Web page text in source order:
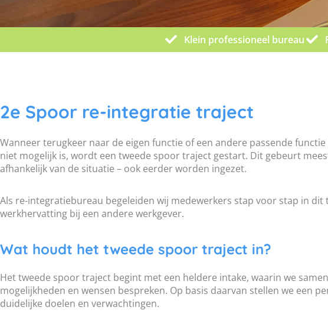
Klein professioneel bureau
2e Spoor re-integratie traject
Wanneer terugkeer naar de eigen functie of een andere passende
niet mogelijk is, wordt een tweede spoor traject gestart. Dit gebeurt
afhankelijk van de situatie – ook eerder worden ingezet.
Als re-integratiebureau begeleiden wij medewerkers stap voor stap in
werkhervatting bij een andere werkgever.
Wat houdt het tweede spoor traject in?
Het tweede spoor traject begint met een heldere intake, waarin we
mogelijkheden en wensen bespreken. Op basis daarvan stellen we een
duidelijke doelen en verwachtingen.